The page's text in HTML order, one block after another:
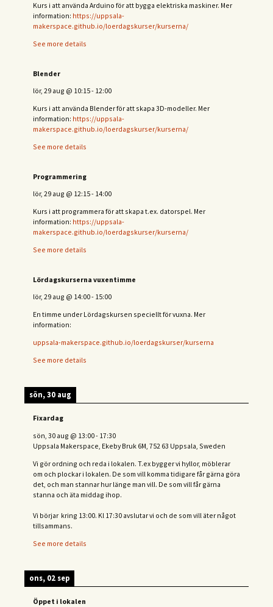
Kurs i att använda Arduino för att bygga elektriska maskiner. Mer
information: https://uppsala-
makerspace.github.io/loerdagskurser/kurserna/
See more details
Blender
lör, 29 aug @ 10:15- 12:00
Kurs i att använda Blender för att skapa 3D-modeller. Mer
information: https://uppsala-
makerspace.github.io/loerdagskurser/kurserna/
See more details
Programmering
lör, 29 aug @ 12:15- 14:00
Kurs i att programmera för att skapa t.ex. datorspel. Mer
information: https://uppsala-
makerspace.github.io/loerdagskurser/kurserna/
See more details
Lördagskurserna vuxentimme
lör, 29 aug @ 14:00- 15:00
En timme under Lördagskursen speciellt för vuxna. Mer
information:
uppsala-makerspace.github.io/loerdagskurser/kurserna
See more details
sön, 30 aug
Fixardag
sön, 30 aug @ 13:00- 17:30
Uppsala Makerspace, Ekeby Bruk 6M, 752 63 Uppsala, Sweden
Vi gör ordning och reda i lokalen. T.ex bygger vi hyllor, möblerar
om och plockar i lokalen. De som vill komma tidigare får gärna göra
det, och man stannar hur länge man vill. De som vill får gärna
stanna och äta middag ihop.
Vi börjar kring 13:00. Kl 17:30 avslutar vi och de som vill äter något
tillsammans.
See more details
ons, 02 sep
Öppet i lokalen